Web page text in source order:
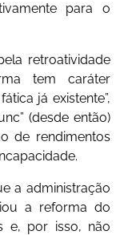
para o
retroatividade
tem caráter
já existente”,
(desde então)
de rendimentos
a administração
a reforma do
e, por isso, não